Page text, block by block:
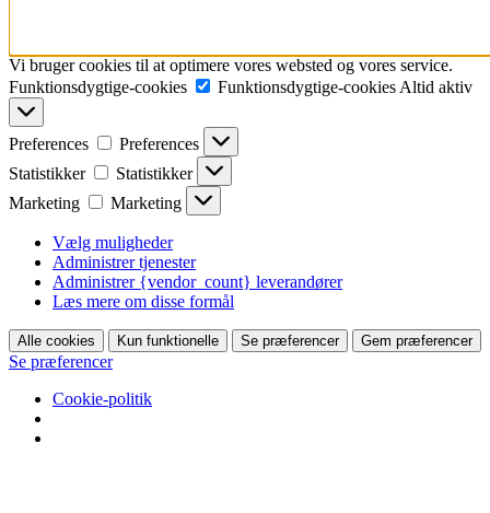
Vi bruger cookies til at optimere vores websted og vores service.
Funktionsdygtige-cookies
Funktionsdygtige-cookies Altid aktiv
Preferences
Preferences
Statistikker
Statistikker
Marketing
Marketing
Vælg muligheder
Administrer tjenester
Administrer {vendor_count} leverandører
Læs mere om disse formål
Alle cookies Kun funktionelle Se præferencer Gem præferencer
Se præferencer
Cookie-politik